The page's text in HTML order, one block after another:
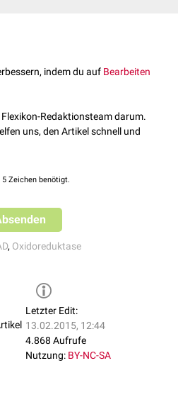
lautet NADPH:NAD
NAD(P)
-Stoffwechsel, wobei es nur einen
spielt die NAD(P) +
Atmungskette bewirkt die
der Reduktionsäquivalente von
der
es in der Matrix der Mitochondrien erst
zum Einsatz, die ein
überträgt. Dafür muss ein
womit sichergestellt wird, dass
wenn die Mitochondrien genug
indem du auf Bearbeiten
Redaktionsteam darum.
uns, den Artikel schnell und
Zeichen benötigt.
, Oxidoreduktase
Letzter Edit:
13.02.2015, 12:44
4.868 Aufrufe
Nutzung: BY-NC-SA